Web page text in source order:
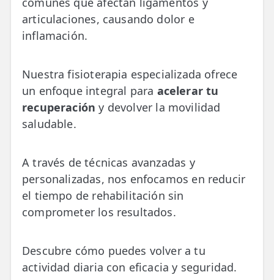
💆‍♀️ Tratamientos
😓 Síntomas
📰 Blog
🏢 Empresas
🔍 Buscador Clínicas
📍 Barrio del Pilar
📍 Chamberí - Centro
📍 Carabanchel - Usera
articulaciones, causando dolor e
inflamación.
Nuestra fisioterapia especializada ofrece
un enfoque integral para acelerar tu
recuperación y devolver la movilidad
saludable.
A través de técnicas avanzadas y
personalizadas, nos enfocamos en reducir
el tiempo de rehabilitación sin
comprometer los resultados.
Descubre cómo puedes volver a tu
actividad diaria con eficacia y seguridad.